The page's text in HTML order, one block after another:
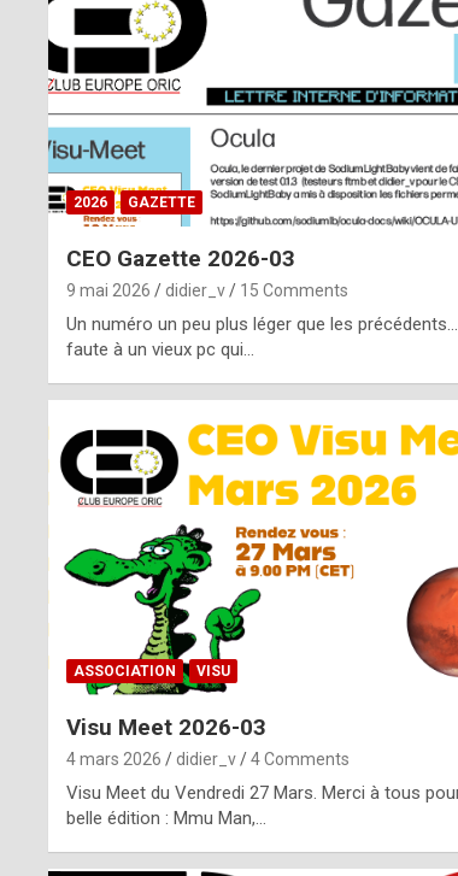
ff
2026 GAZETTE
CEO Gazette 2026-03
9 mai 2026 didier_v 15 Comments
Un numéro un peu plus léger que les
faute à un vieux pc qui…
ASSOCIATION VISU
Visu Meet 2026-03
4 mars 2026 didier_v 4 Comments
Visu Meet du Vendredi 27 Mars. Merci à tous
belle édition : Mmu Man,…